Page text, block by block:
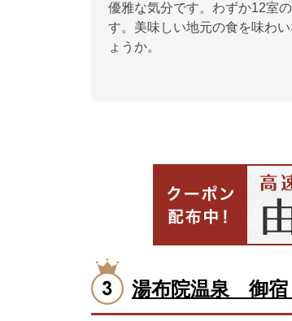
優雅な気分です。わずか12室
す。美味しい地元の食を味わ
ょうか。
湯布院温泉 御